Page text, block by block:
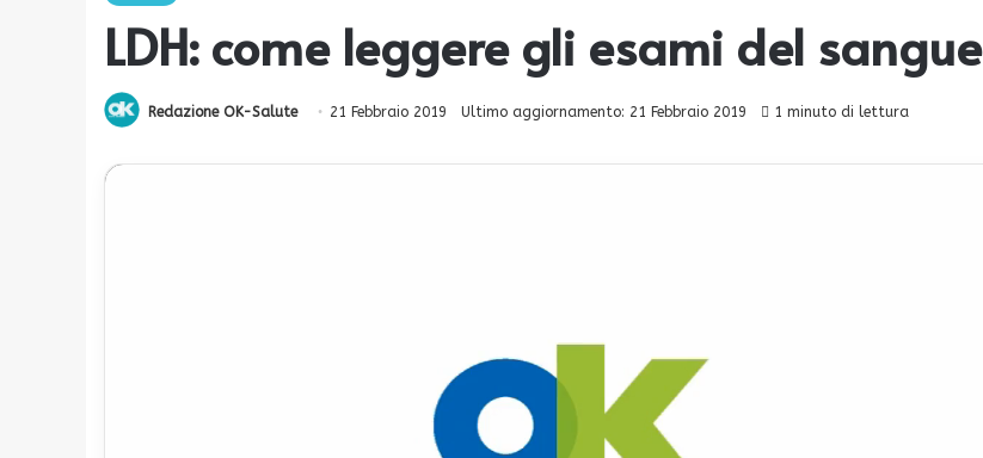
LDH: come leggere gli esami del sangue
Redazione OK-Salute 21 Febbraio 2019 Ultimo aggiornamento: 21 Febbraio 2019 1 minuto di lettura